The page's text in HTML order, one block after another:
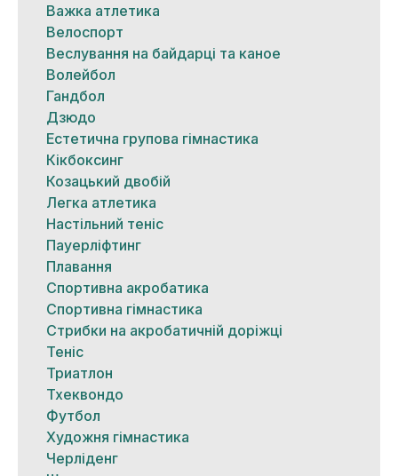
Важка атлетика
Велоспорт
Веслування на байдарці та каное
Волейбол
Гандбол
Дзюдо
Естетична групова гімнастика
Кікбоксинг
Козацький двобій
Легка атлетика
Настільний теніс
Пауерліфтинг
Плавання
Спортивна акробатика
Спортивна гімнастика
Стрибки на акробатичній доріжці
Теніс
Триатлон
Тхеквондо
Футбол
Художня гімнастика
Черліденг